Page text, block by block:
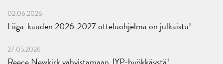
02.06.2026
Liiga-kauden 2026-2027 otteluohjelma on julkaistu!
27.05.2026